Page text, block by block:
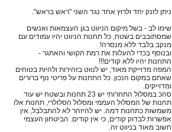
ניתן לזנק יחד ולרוץ אחד נגד השני "ראש בראש".
שימו לב - בשל מיקום הניווט בגן העצמאות ואנשים
שמסתובבים בשטח, כל תחנות הניווט יהיו עמודים עם
מנקב בלבד ללא מנסרה!
ובנוסף בכדי להעלות את רמת הקושי והאתגר -
התחנות יהיו ללא קודים!!!
המפה מדוייקת מאוד, יש לנווט בזהירות ולהיות בטוחים
שאתם במקום הנכון. כל התחנות על פריטי נוף ברורים
ומדוייקים.
סהכ במסלול התחרותי יש 23 תחנות ובשטח יש עוד
תחנות של המסלול העממי ומסלול הסלולרי, תחנות אלו
משמשות כתחנות דמה. יש להיזהר לא להתבלבל, אין
אפשרות לבדוק קודים, כי אין קודים. הביטחון העצמי
חשוב מאוד בניווט זה.